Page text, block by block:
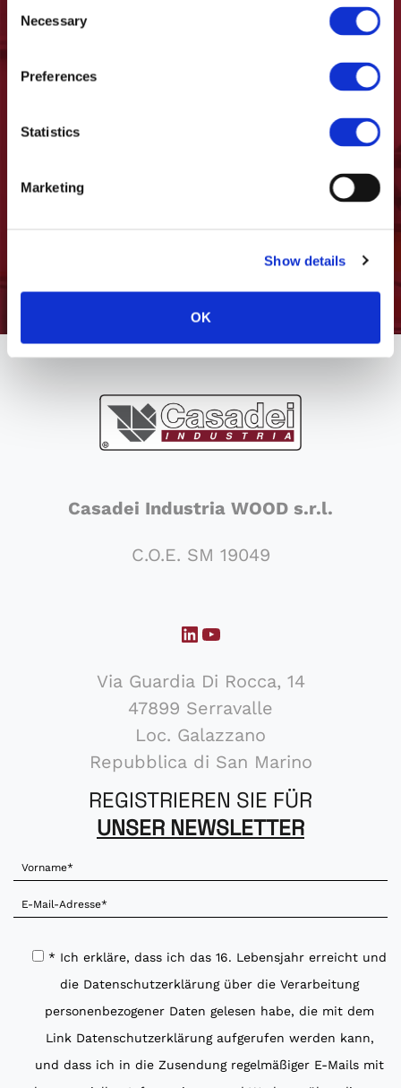
Selection
Necessary
Preferences
Statistics
Marketing
Show details
OK
* Ich erkläre, dass ich das 16. Lebensjahr
erreicht und die Datenschutzerklärung über
gelesen habe, die auf der Seite
erhalten
Casadei Industria WOOD s.r.l.
C.O.E. SM 19049
LinkedIn
YouTube
Via Guardia Di Rocca, 14
47899 Serravalle
Loc. Galazzano
Repubblica di San Marino
REGISTRIEREN SIE FÜR
UNSER NEWSLETTER
* Ich erkläre, dass ich das 16. Lebensjahr erreicht und
die Datenschutzerklärung über die Verarbeitung
personenbezogener Daten gelesen habe, die mit dem
Link Datenschutzerklärungaufgerufen werden kann,
und dass ich in die Zusendung regelmäßiger E-Mails mit